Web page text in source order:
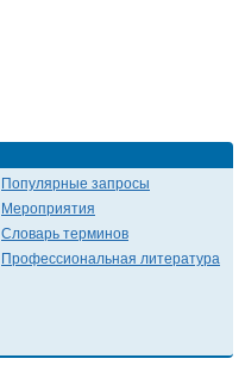
Популярные запросы
Мероприятия
Словарь терминов
Профессиональная литература